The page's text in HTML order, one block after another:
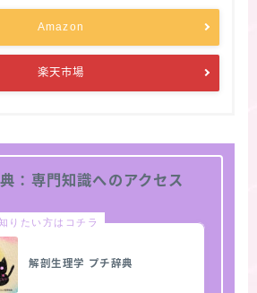
Amazon
楽天市場
：専門知識へのアクセス
りたい方はコチラ
解剖生理学 プチ辞典